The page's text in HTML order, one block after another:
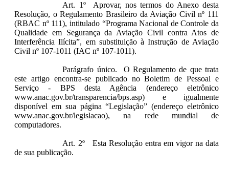
Art. 1º Aprovar, nos termos do Anexo desta
Resolução, o Regulamento Brasileiro da Aviação Civil nº 111
(RBAC nº 111), intitulado “Programa Nacional de Controle da
Qualidade em Segurança da Aviação Civil contra Atos de
Interferência Ilícita”, em substituição à Instrução de Aviação
Civil nº 107-1011 (IAC nº 107-1011).
Parágrafo único. O Regulamento de que trata
este artigo encontra-se publicado no Boletim de Pessoal e
Serviço - BPS desta Agência (endereço eletrônico
www.anac.gov.br/transparencia/bps.asp) e igualmente
disponível em sua página “Legislação” (endereço eletrônico
www.anac.gov.br/legislacao), na rede mundial de
computadores.
Art. 2º Esta Resolução entra em vigor na data
de sua publicação.